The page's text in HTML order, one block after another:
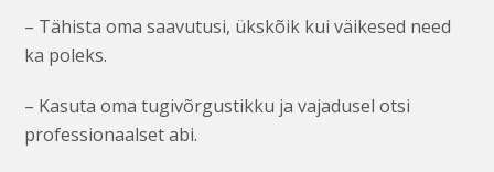
– Tähista oma saavutusi, ükskõik kui väikesed need
ka poleks.
– Kasuta oma tugivõrgustikku ja vajadusel otsi
professionaalset abi.